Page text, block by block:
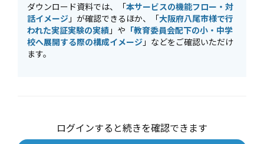
ダウンロード資料では、「本サービスの機能フロー・対
話イメージ 」が確認できるほか、「大阪府八尾市様で行
われた実証実験の実績 」や 「教育委員会配下の小・中学
校へ展開する際の構成イメージ 」などをご確認いただけ
ます。
ログインすると続きを確認できます